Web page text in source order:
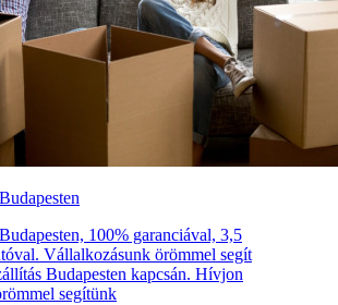
100% garanciával, 3,5
Vállalkozásunk örömmel segít
Budapesten kapcsán. Hívjon
segítünk